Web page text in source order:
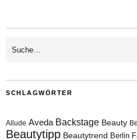
SCHLAGWÖRTER
Allude Aveda Backstage Beauty
Beautytipp Beautytrend Berlin